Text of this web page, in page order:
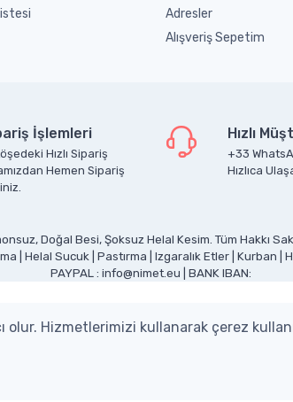
Adresler
Alışveriş Sepetim
İşlemleri
Hızlı Sipariş
Hemen Sipariş
Hızlı
+33
Hızlıca
Doğal Besi, Şoksuz Helal Kesim. Tüm Hakkı
Helal Sucuk| Pastırma Izgaralık Etler| Kurban
PAYPAL : info@nimet.eu | BANK IBAN:
Hizmetlerimizi kullanarak çerez